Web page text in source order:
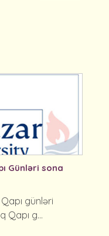
Günləri sona
günləri
Qapı g...